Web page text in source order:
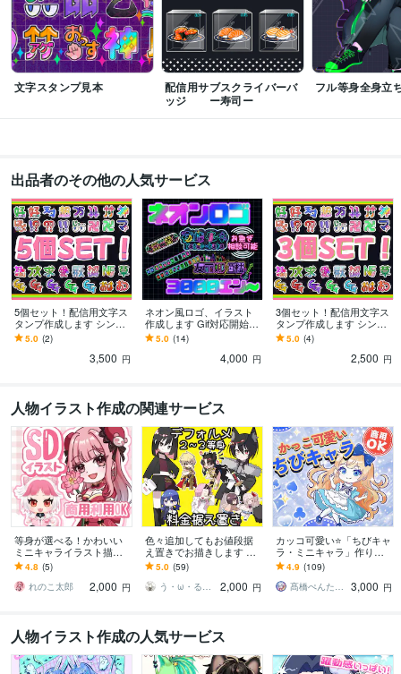
文字スタンプ見本
配信用サブスクライバーバ
ッジ ー寿司ー
フル等身全身立
出品者のその他の人気サービス
5個セット！配信用文字ス
タンプ作成します シンプ
ルで視認性の高い文字ス
タンプをお作りします！
5.0 (2)
3,500 円
ネオン風ロゴ、イラスト
作成します Gif対応開始！
配信から動画、グッズま
で幅広く利用可能！
5.0 (14)
4,000 円
3個セット！配信用文字ス
タンプ作成します シンプ
ルで視認性の高い文字ス
タンプをお作りします！
5.0 (4)
2,500 円
人物イラスト作成の関連サービス
等身が選べる！かわいい
ミニキャライラスト描き
ます 可愛いグッズ制作や
商用利用可能です♪
4.8 (5)
れのこ太郎
2,000 円
色々追加してもお値段据
え置きでお描きします 追
加料金はキャラの追加や
余程描き込みが多い場合
のみ！
5.0 (59)
う・ω・る【プロフご覧下さい】
2,000 円
カッコ可愛い⭐️「ちびキャ
ラ・ミニキャラ」作りま
す 活動を一緒に育てるパ
ートナーとして伴走しま
す
4.9 (109)
髙橋ぺんたごん
3,000 円
人物イラスト作成の人気サービス